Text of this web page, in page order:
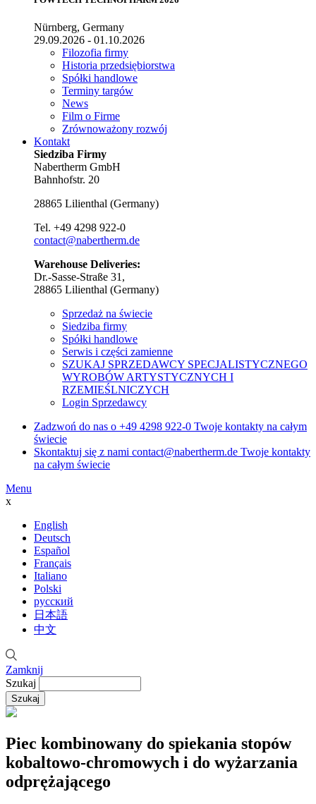
Nürnberg, Germany
29.09.2026 - 01.10.2026
Filozofia firmy
Historia przedsiębiorstwa
Spółki handlowe
Terminy targów
News
Film o Firme
Zrównoważony rozwój
Kontakt
Siedziba Firmy
Nabertherm GmbH
Bahnhofstr. 20
28865 Lilienthal (Germany)
Tel. +49 4298 922-0
contact@nabertherm.de
Warehouse Deliveries:
Dr.-Sasse-Straße 31,
28865 Lilienthal (Germany)
Sprzedaż na świecie
Siedziba firmy
Spółki handlowe
Serwis i części zamienne
SZUKAJ SPRZEDAWCY SPECJALISTYCZNEGO
WYROBÓW ARTYSTYCZNYCH I
RZEMIEŚLNICZYCH
Login Sprzedawcy
Zadzwoń do nas o +49 4298 922-0 Twoje kontakty na całym
świecie
Skontaktuj się z nami contact@nabertherm.de Twoje kontakty
na całym świecie
Menu
x
English
Deutsch
Español
Français
Italiano
Polski
русский
日本語
中文
Zamknij
Szukaj
Piec kombinowany do spiekania stopów
kobaltowo-chromowych i do wyżarzania
odprężającego